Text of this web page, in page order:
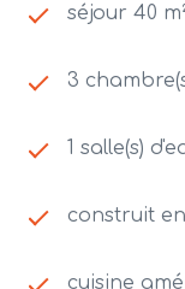
séjour 40
3
1 salle(s)
construit en
cuisine